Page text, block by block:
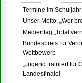
Termine im
Unser Motto: „Wer
Medientag „Total
Bundespreis für
Wettbewerb
„Jugend trainiert für
Landesfinale!